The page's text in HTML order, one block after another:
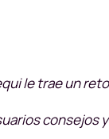
le trae un
consejos